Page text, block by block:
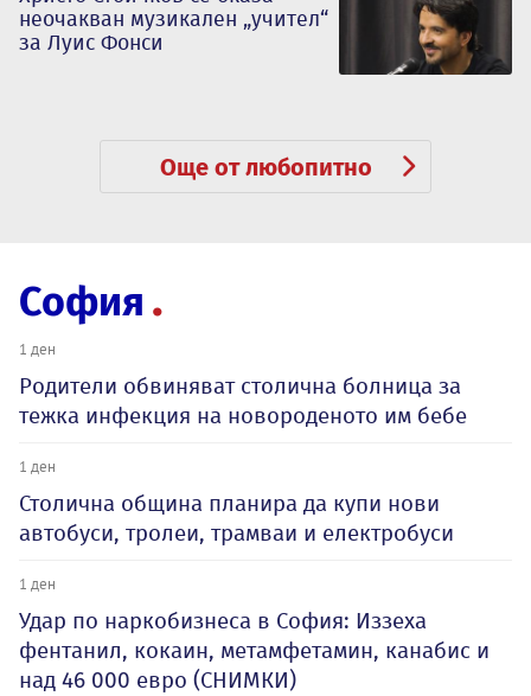
неочакван музикален „учител“
за Луис Фонси
Още от любопитно
София
1 ден
Родители обвиняват столична болница за
тежка инфекция на новороденото им бебе
1 ден
Столична община планира да купи нови
автобуси, тролеи, трамваи и електробуси
1 ден
Удар по наркобизнеса в София: Иззеха
фентанил, кокаин, метамфетамин, канабис и
над 46 000 евро (СНИМКИ)